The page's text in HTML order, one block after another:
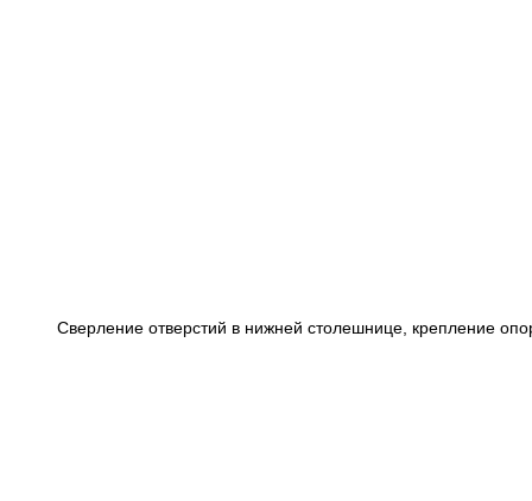
Сверление отверстий в нижней столешнице, крепление